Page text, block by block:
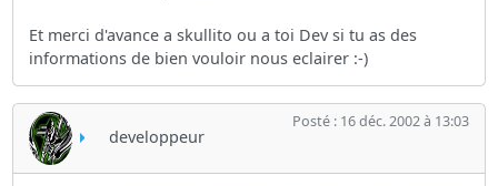
Et merci d'avance a skullito ou a toi Dev si tu as des
informations de bien vouloir nous eclairer :-)
developpeur
Posté : 16 déc. 2002 à 13:03